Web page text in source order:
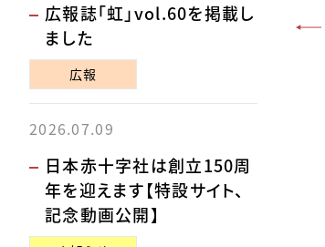
広報誌「虹」vol.60を掲載し
ました
広報
2026.07.09
日本赤十字社は創立150周
年を迎えます【特設サイト、
記念動画公開】